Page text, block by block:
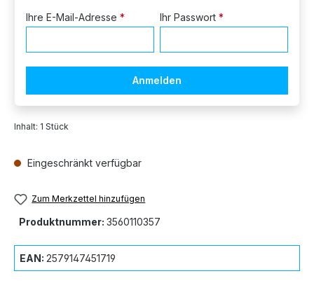
Ihre E-Mail-Adresse * Ihr Passwort *
Anmelden
Inhalt: 1 Stück
Eingeschränkt verfügbar
Zum Merkzettel hinzufügen
Produktnummer: 3560110357
EAN: 2579147451719